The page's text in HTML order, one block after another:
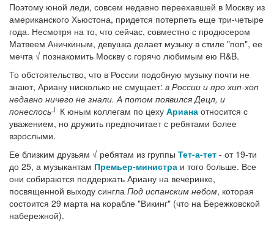
Поэтому юной леди, совсем недавно переехавшей в Москву из
американского Хьюстона, придется потерпеть еще три-четыре
года. Несмотря на то, что сейчас, совместно с продюсером
Матвеем Аничкиным, девушка делает музыку в стиле "поп", ее
мечта √ познакомить Москву с горячо любимым ею R&B.
То обстоятельство, что в России подобную музыку почти не
знают, Ариану нисколько не смущает: в России и про хип-хоп
недавно ничего не знали. А потом появился Децл, и
понеслось┘ К юным коллегам по цеху Ариана относится с
уважением, но дружить предпочитает с ребятами более
взрослыми.
Ее близким друзьям √ ребятам из группы Тет-а-тет - от 19-ти
до 25, а музыкантам Премьер-министра и того больше. Все
они собираются поддержать Ариану на вечеринке,
посвященной выходу сингла Под испанским небом, которая
состоится 29 марта на корабле "Викинг" (что на Бережковской
набережной).